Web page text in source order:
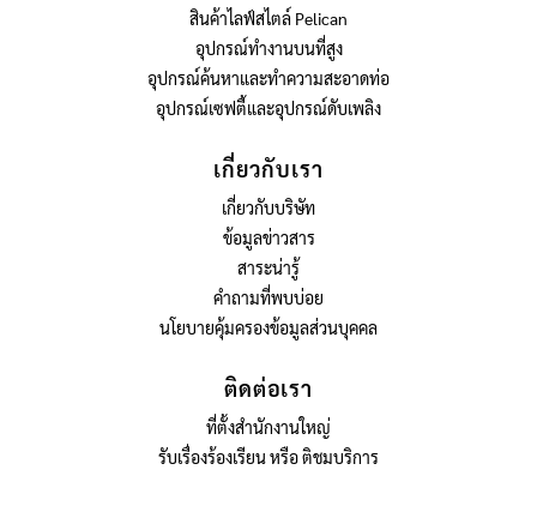
สินค้าไลฟ์สไตล์ Pelican
อุปกรณ์ทำงานบนที่สูง
อุปกรณ์ค้นหาและทำความสะอาดท่อ
อุปกรณ์เซฟตี้และอุปกรณ์ดับเพลิง
เกี่ยวกับเรา
เกี่ยวกับบริษัท
ข้อมูลข่าวสาร
สาระน่ารู้
คำถามที่พบบ่อย
นโยบายคุ้มครองข้อมูลส่วนบุคคล
ติดต่อเรา
ที่ตั้งสำนักงานใหญ่
รับเรื่องร้องเรียน หรือ ติชมบริการ